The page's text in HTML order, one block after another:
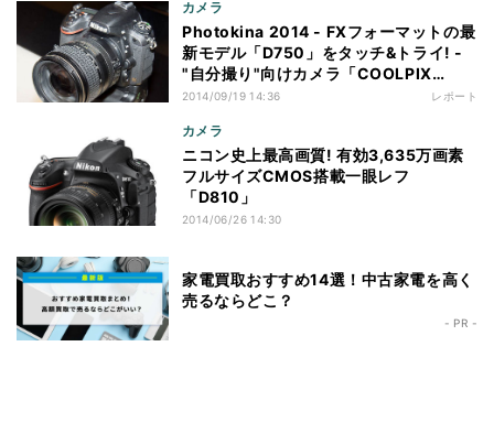
カメラ
Photokina 2014 - FXフォーマットの最
新モデル「D750」をタッチ&トライ! -
"自分撮り"向けカメラ「COOLPIX
S6900」もいち早く展示するニコン
2014/09/19 14:36 レポート
カメラ
ニコン史上最高画質! 有効3,635万画素
フルサイズCMOS搭載一眼レフ
「D810」
2014/06/26 14:30
家電買取おすすめ14選！中古家電を高く
売るならどこ？
- PR -